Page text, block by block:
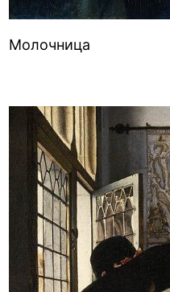
Молочница